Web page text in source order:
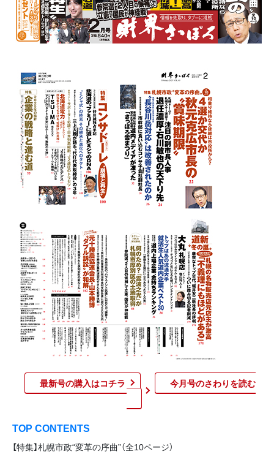
最新号の購入はコチラ 今月号のさわりを読む​
TOP CONTENTS
【特集】札幌市政“変革の序曲”（全10ページ）